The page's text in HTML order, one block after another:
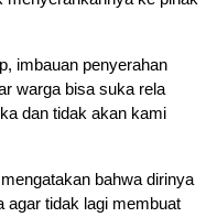
imbauan penyerahan
warga bisa suka rela
dan tidak akan kami
bahwa dirinya
agar tidak lagi membuat